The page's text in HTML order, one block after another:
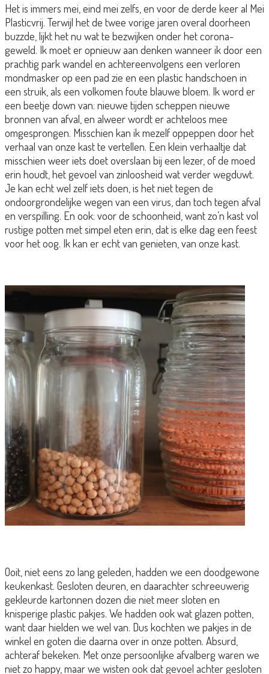
Het is immers mei, eind mei zelfs, en voor de derde keer al Mei
Plasticvrij. Terwijl het de twee vorige jaren overal doorheen
buzzde, lijkt het nu wat te bezwijken onder het corona-
geweld. Ik moet er opnieuw aan denken wanneer ik door een
prachtig park wandel en achtereenvolgens een verloren
mondmasker op een pad zie en een plastic handschoen in
een struik, als een volkomen foute blauwe bloem. Ik word er
een beetje down van: nieuwe tijden scheppen nieuwe
bronnen van afval, en alweer wordt er achteloos mee
omgesprongen. Misschien kan ik mezelf oppeppen door het
verhaal van onze kast te vertellen. Een klein verhaaltje dat
misschien weer iets doet overslaan bij een lezer, of de moed
erin houdt, het gevoel van zinloosheid wat verder wegduwt.
Je kan echt wel zelf iets doen, is het niet tegen de
ondoorgrondelijke wegen van een virus, dan toch tegen afval
en verspilling. En ook: voor de schoonheid, want zo’n kast vol
rustige potten met simpel eten erin, dat is elke dag een feest
voor het oog. Ik kan er echt van genieten, van onze kast.
Ooit, niet eens zo lang geleden, hadden we een doodgewone
keukenkast. Gesloten deuren, en daarachter schreeuwerig
gekleurde kartonnen dozen die niet meer sloten en
knisperige plastic pakjes. We hadden ook wat glazen potten,
want daar hielden we wel van. Dus kochten we pakjes in de
winkel en goten die daarna over in onze potten. Absurd,
achteraf bekeken. Met onze persoonlijke afvalberg waren we
niet zo happy, maar we wisten ook dat gevoel achter gesloten